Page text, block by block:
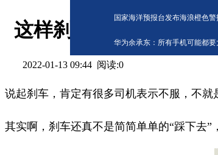
国家海洋预报台发布海浪橙色警
华为余承东：所有手机可能都
这样刹车，安全又省油！
2022-01-13 09:44 阅读:0
说起刹车，肯定有很多司机表示不服，不就
其实啊，刹车还真不是简简单单的“踩下去”